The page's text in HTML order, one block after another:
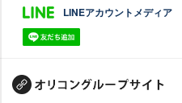
LINEアカウントメディア